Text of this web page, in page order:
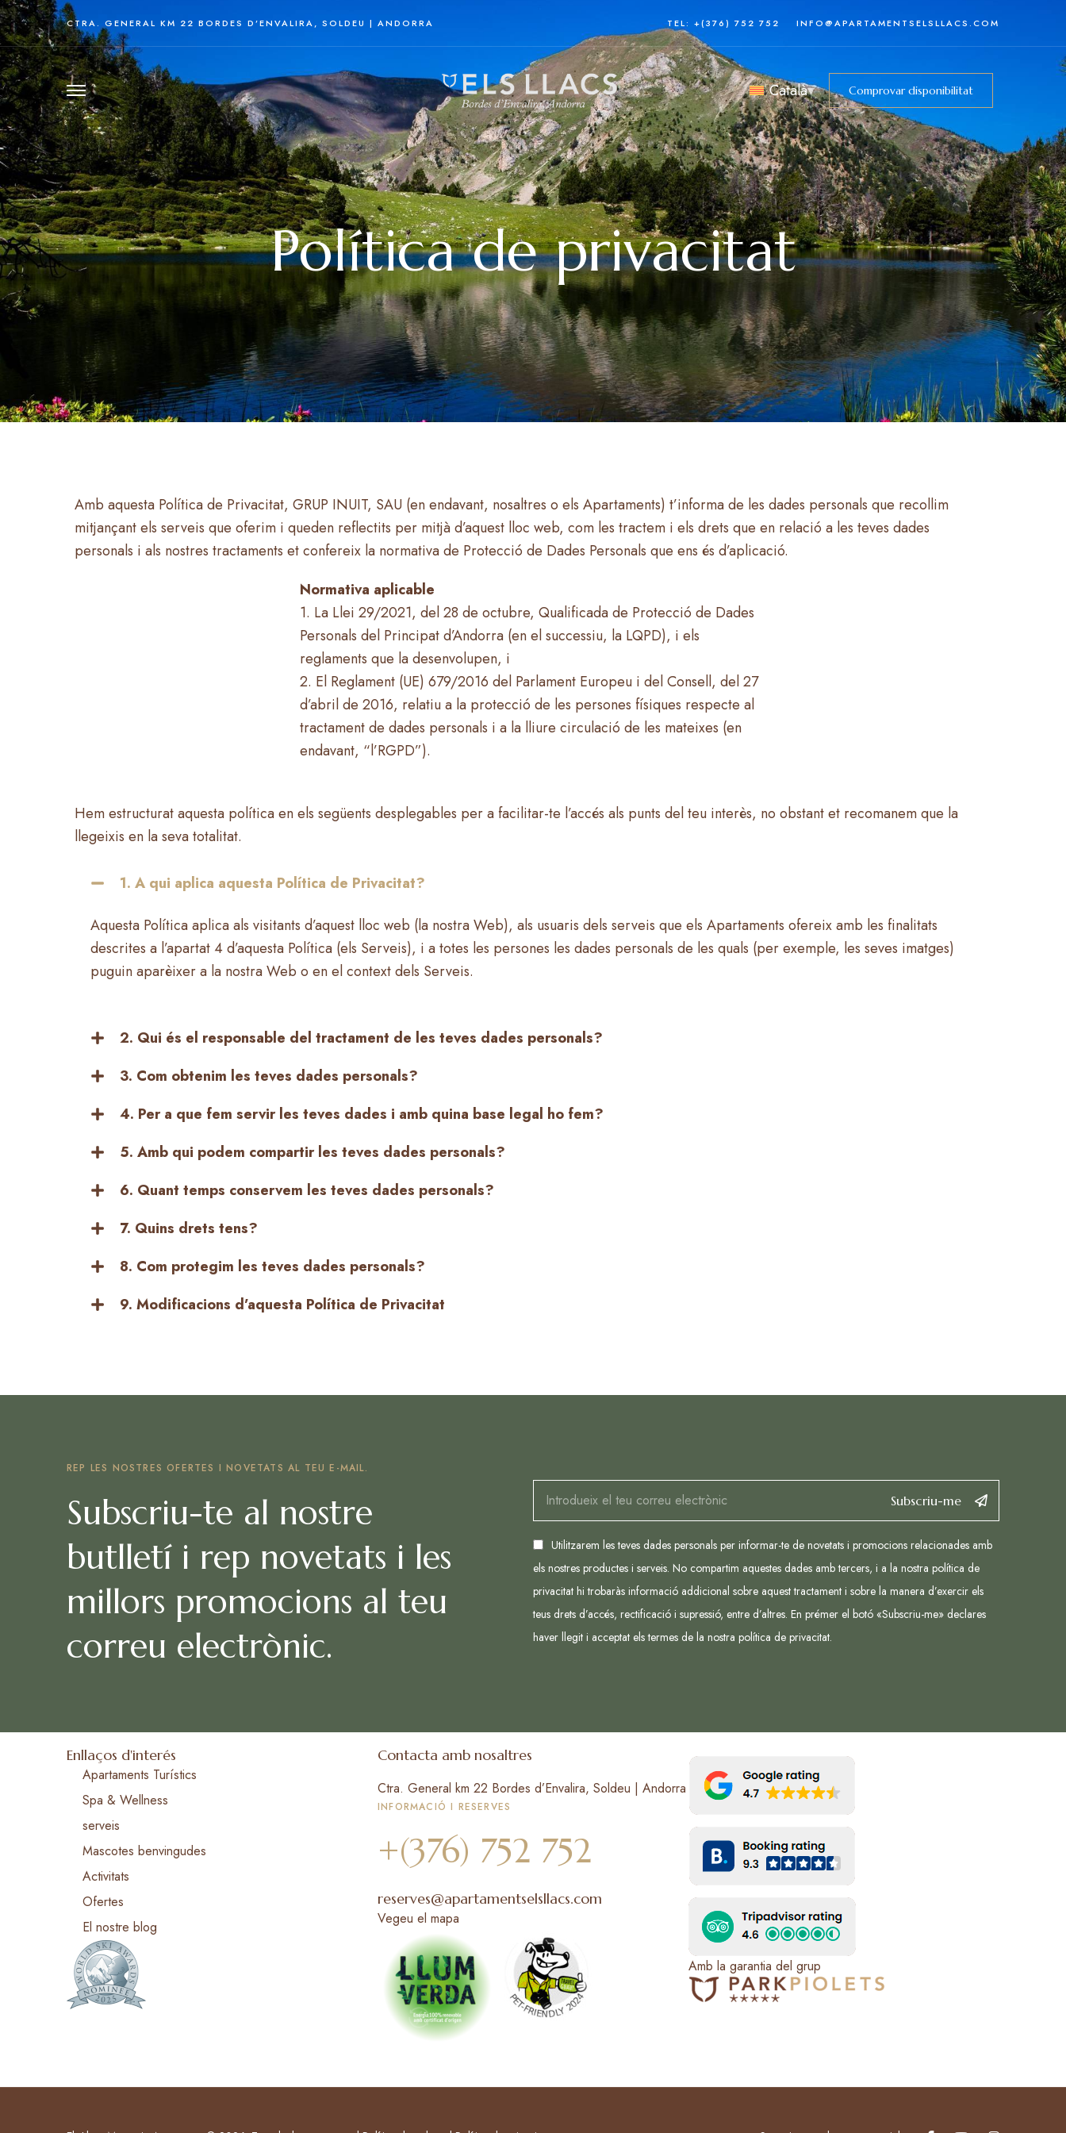
CTRA. GENERAL KM 22 BORDES D’ENVALIRA, SOLDEU | ANDORRA TEL: +(376) 752 752 INFO@APARTAMENTSELSLLACS.COM
Català Comprovar disponibilitat
Política de privacitat
Amb aquesta Política de Privacitat, GRUP INUIT, SAU (en endavant, nosaltres o els Apartaments) t’informa de les dades personals que recollim
mitjançant els serveis que oferim i queden reflectits per mitjà d’aquest lloc web, com les tractem i els drets que en relació a les teves dades
personals i als nostres tractaments et confereix la normativa de Protecció de Dades Personals que ens és d’aplicació.
Normativa aplicable
1. La Llei 29/2021, del 28 de octubre, Qualificada de Protecció de Dades
Personals del Principat d’Andorra (en el successiu, la LQPD), i els
reglaments que la desenvolupen, i
2. El Reglament (UE) 679/2016 del Parlament Europeu i del Consell, del 27
d’abril de 2016, relatiu a la protecció de les persones físiques respecte al
tractament de dades personals i a la lliure circulació de les mateixes (en
endavant, “l’RGPD”).
Hem estructurat aquesta política en els següents desplegables per a facilitar-te l’accés als punts del teu interès, no obstant et recomanem que la
llegeixis en la seva totalitat.
1. A qui aplica aquesta Política de Privacitat?
Aquesta Política aplica als visitants d’aquest lloc web (la nostra Web), als usuaris dels serveis que els Apartaments ofereix amb les finalitats
descrites a l’apartat 4 d’aquesta Política (els Serveis), i a totes les persones les dades personals de les quals (per exemple, les seves imatges)
puguin aparèixer a la nostra Web o en el context dels Serveis.
2. Qui és el responsable del tractament de les teves dades personals?
3. Com obtenim les teves dades personals?
4. Per a que fem servir les teves dades i amb quina base legal ho fem?
5. Amb qui podem compartir les teves dades personals?
6. Quant temps conservem les teves dades personals?
7. Quins drets tens?
8. Com protegim les teves dades personals?
9. Modificacions d’aquesta Política de Privacitat
REP LES NOSTRES OFERTES I NOVETATS AL TEU E-MAIL.
Subscriu-te al nostre
butlletí i rep novetats i les
millors promocions al teu
correu electrònic.
Subscriu-me
Utilitzarem les teves dades personals per informar-te de novetats i promocions relacionades amb
els nostres productes i serveis. No compartim aquestes dades amb tercers, i a la nostra política de
privacitat hi trobaràs informació addicional sobre aquest tractament i sobre la manera d’exercir els
teus drets d’accés, rectificació i supressió, entre d’altres. En prémer el botó «Subscriu-me» declares
haver llegit i acceptat els termes de la nostra política de privacitat.
Enllaços d'interés
Apartaments Turístics
Spa & Wellness
serveis
Mascotes benvingudes
Activitats
Ofertes
El nostre blog
Contacta amb nosaltres
Ctra. General km 22 Bordes d’Envalira, Soldeu | Andorra
INFORMACIÓ I RESERVES
+(376) 752 752
reserves@apartamentselsllacs.com
Vegeu el mapa
Amb la garantia del grup